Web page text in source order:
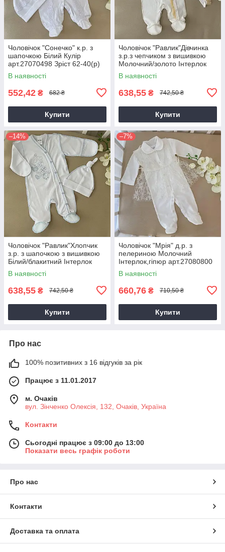
Чоловічок "Сонечко" к.р. з
шапочкою Білий Кулір
арт.27070498 Зріст 62-40(р)
В наявності
552,42 ₴ 682 ₴
Купити
Чоловічок "Равлик"Дівчинка
з.р.з чепчиком з вишивкою
Молочний/золото Інтерлок
арт.27077646 Зріст 56-38(р)
В наявності
638,55 ₴ 742,50 ₴
Купити
–14%
Чоловічок "Равлик"Хлопчик
з.р. з шапочкою з вишивкою
Білий/блакитний Інтерлок
арт.27077648 Зріст 56-38(р)
В наявності
638,55 ₴ 742,50 ₴
Купити
–7%
Чоловічок "Мрія" д.р. з
пелериною Молочний
Інтерлок,гіпюр арт.27080800
Зріст 56-38(р)
В наявності
660,76 ₴ 710,50 ₴
Купити
Про нас
100% позитивних з 16 відгуків за рік
Працює з 11.01.2017
м. Очаків
вул. Зінченко Олексія, 132, Очаків, Україна
Контакти
Сьогодні працює з 09:00 до 13:00
Показати весь графік роботи
Про нас
Контакти
Доставка та оплата